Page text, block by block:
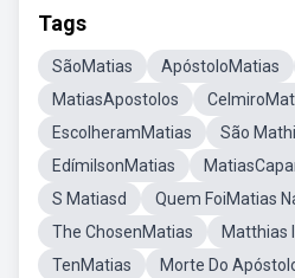
Tags
SãoMatias ApóstoloMatias
MatiasApostolos
EscolheramMatias
São
EdímilsonMatias
S Matiasd
Quem FoiMatias
The ChosenMatias
Matthias
TenMatias
Morte Do